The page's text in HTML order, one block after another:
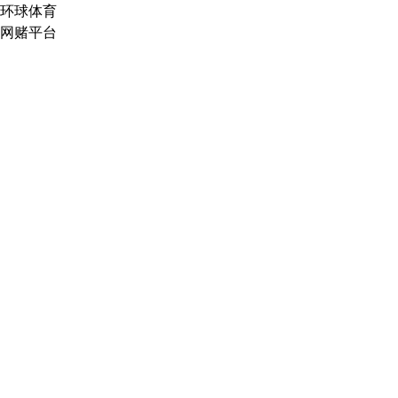
环球体育
网赌平台